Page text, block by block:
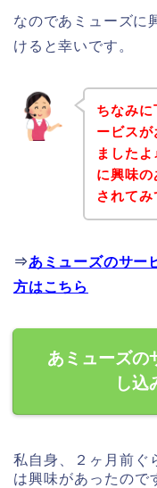
なのであミューズに
けると幸いです。
ちなみ
ービス
ました
に興味
されて
⇒あミューズのサー
方はこちら
あミューズの
し込
私自身、２ヶ月前ぐ
は興味があったので